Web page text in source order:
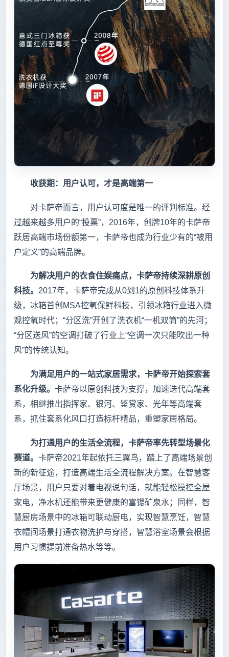
收获期：用户认可，才是高端第一
对卡萨帝而言，用户认可度是唯一的评判标准。经
过越来越多用户的“投票”，2016年，创牌10年的卡萨帝
跃居高端市场份额第一，卡萨帝也成为行业少有的“被用
户定义”的高端品牌。
为解决用户的衣食住娱痛点，卡萨帝持续深耕原创
科技。 2017年，卡萨帝完成从0到1的原创科技体系升
级，冰箱首创MSA控氧保鲜科技，引领冰箱行业进入微
观控氧时代；“分区洗”开创了洗衣机“一机双筒”的先河；
“分区送风”的空调打破了行业上“空调一次只能吹出一种
风”的传统认知。
为满足用户的一站式家居需求，卡萨帝开始探索套
系化升级。 卡萨帝以原创科技为支撑，加速迭代高端套
系，相继推出指挥家、银河、鉴赏家、光年等高端套
系，抓住套系化风口打造标杆精品，重塑家居格局。
为打通用户的生活全流程，卡萨帝率先转型场景化
赛道。 卡萨帝2021年起依托三翼鸟，踏上了高端场景创
新的新征途，打造高端生活全流程解决方案。在智慧客
厅场景，用户只要对着电视说句话，就能轻松操控全屋
家电，净水机还能带来更健康的富锶矿泉水；同样，智
慧厨房场景中的冰箱可联动厨电，实现智慧烹饪，智慧
衣帽间场景打通衣物洗护与穿搭，智慧浴室场景会根据
用户习惯提前准备热水等等。